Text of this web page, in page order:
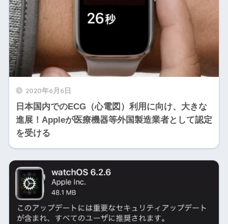
2020年6月6日
日本国内でのECG（心電図）利用に向け、大きな
進展！Appleが医療機器等外国製造業者として認定
を受ける